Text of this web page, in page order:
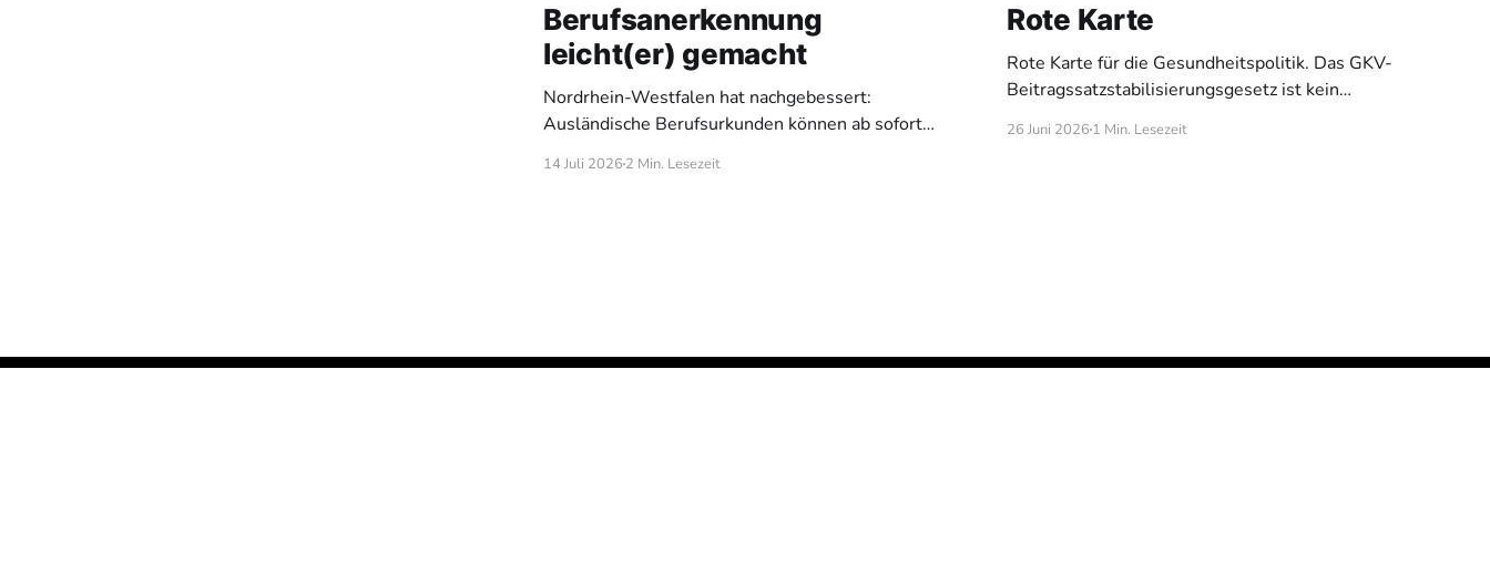
Berufsanerkennung
leicht(er) gemacht
Nordrhein-Westfalen hat nachgebessert:
Ausländische Berufsurkunden können ab sofort
14 Juli 20262 Min. Lesezeit
Rote Karte
Rote Karte für die Gesundheitspolitik. Das GKV-
Beitragssatzstabilisierungsgesetz ist kein
26 Juni 20261 Min. Lesezeit